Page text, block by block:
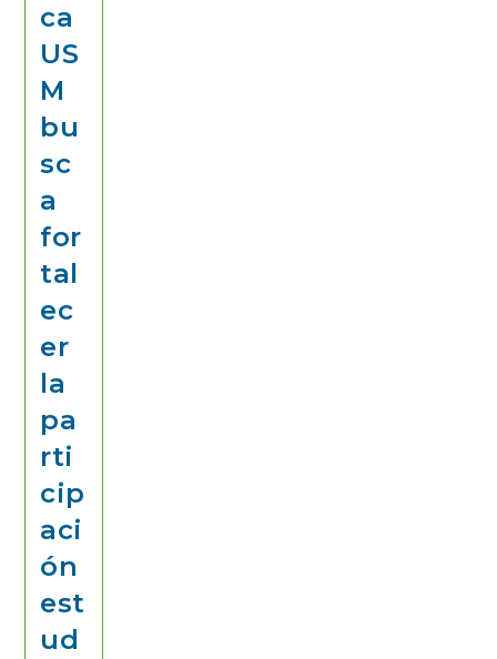
ca
US
M
bu
sc
a
for
tal
ec
er
la
pa
rti
cip
aci
ón
est
ud